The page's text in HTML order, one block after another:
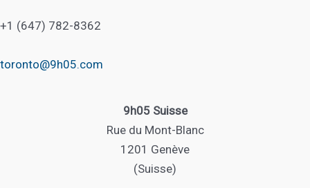
+1 (647) 782-8362
toronto@9h05.com
9h05 Suisse
Rue du Mont-Blanc
1201 Genève
(Suisse)